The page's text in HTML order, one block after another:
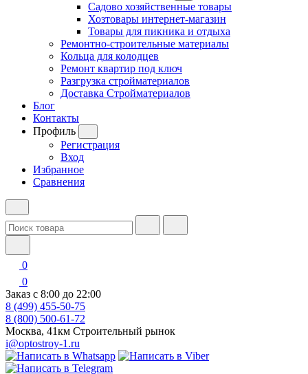
Садово хозяйственные товары
Хозтовары интернет-магазин
Товары для пикника и отдыха
Ремонтно-строительные материалы
Кольца для колодцев
Ремонт квартир под ключ
Разгрузка стройматериалов
Доставка Стройматериалов
Блог
Контакты
Профиль
Регистрация
Вход
Избранное
Сравнения
0
0
Заказ с 8:00 до 22:00
8 (499) 455-50-75
8 (800) 500-61-72
Москва, 41км Строительный рынок
i@optostroy-1.ru